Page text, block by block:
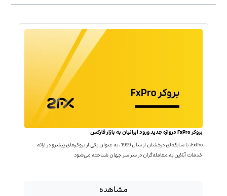
بروکر FxPro دروازه جدید ورود ایرانیان به بازار فارکس
FxPro، با سابقه‌ای درخشان از سال 1999، به عنوان یکی از بروکرهای پیشرو در ارائه
خدمات آنلاین به معامله‌گران در سراسر جهان شناخته می‌شود
مشاهده